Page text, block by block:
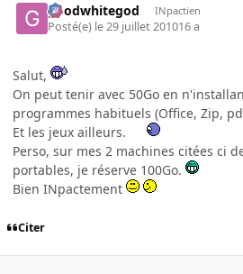
goodwhitegod INpactien
Posté(e) le 29 juillet 201016 a
Salut,
On peut tenir avec 50Go en
programmes habituels (Office, Zip,
Et les jeux ailleurs.
Perso, sur mes 2 machines citées ci
portables, je réserve 100Go.
Bien INpactement
Citer